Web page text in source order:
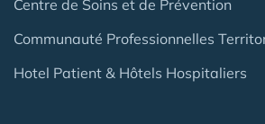
Centre de Soins et de Prévention
Communauté Professionnelles
Hotel Patient & Hôtels Hospitaliers